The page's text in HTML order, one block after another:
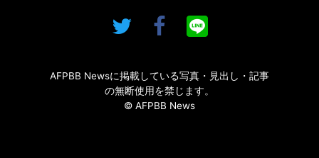
AFPBB Newsに掲載している写真・見出し・記事
の無断使用を禁じます。
© AFPBB News